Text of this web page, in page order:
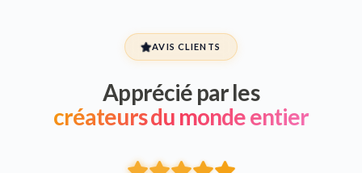
AVIS CLIENTS
Apprécié par les
créateurs du monde entier